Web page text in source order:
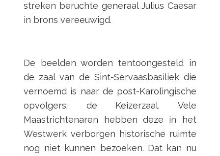
streken beruchte generaal Julius Caesar
in brons vereeuwigd.
De beelden worden tentoongesteld in
de zaal van de Sint-Servaasbasiliek die
vernoemd is naar de post-Karolingische
opvolgers: de Keizerzaal. Vele
Maastrichtenaren hebben deze in het
Westwerk verborgen historische ruimte
nog niet kunnen bezoeken. Dat kan nu